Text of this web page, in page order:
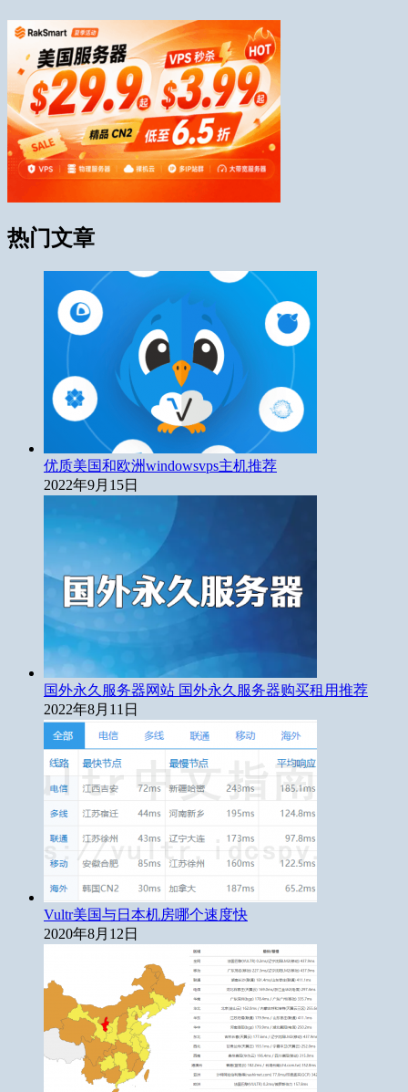
热门文章
优质美国和欧洲windowsvps主机推荐
2022年9月15日
国外永久服务器网站 国外永久服务器购买租用推荐
2022年8月11日
Vultr美国与日本机房哪个速度快
2020年8月12日